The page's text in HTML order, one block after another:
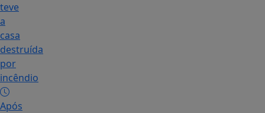
teve
a
casa
destruída
por
incêndio
Após